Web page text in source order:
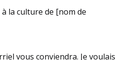
la culture de [nom de
vous conviendra. Je voulais